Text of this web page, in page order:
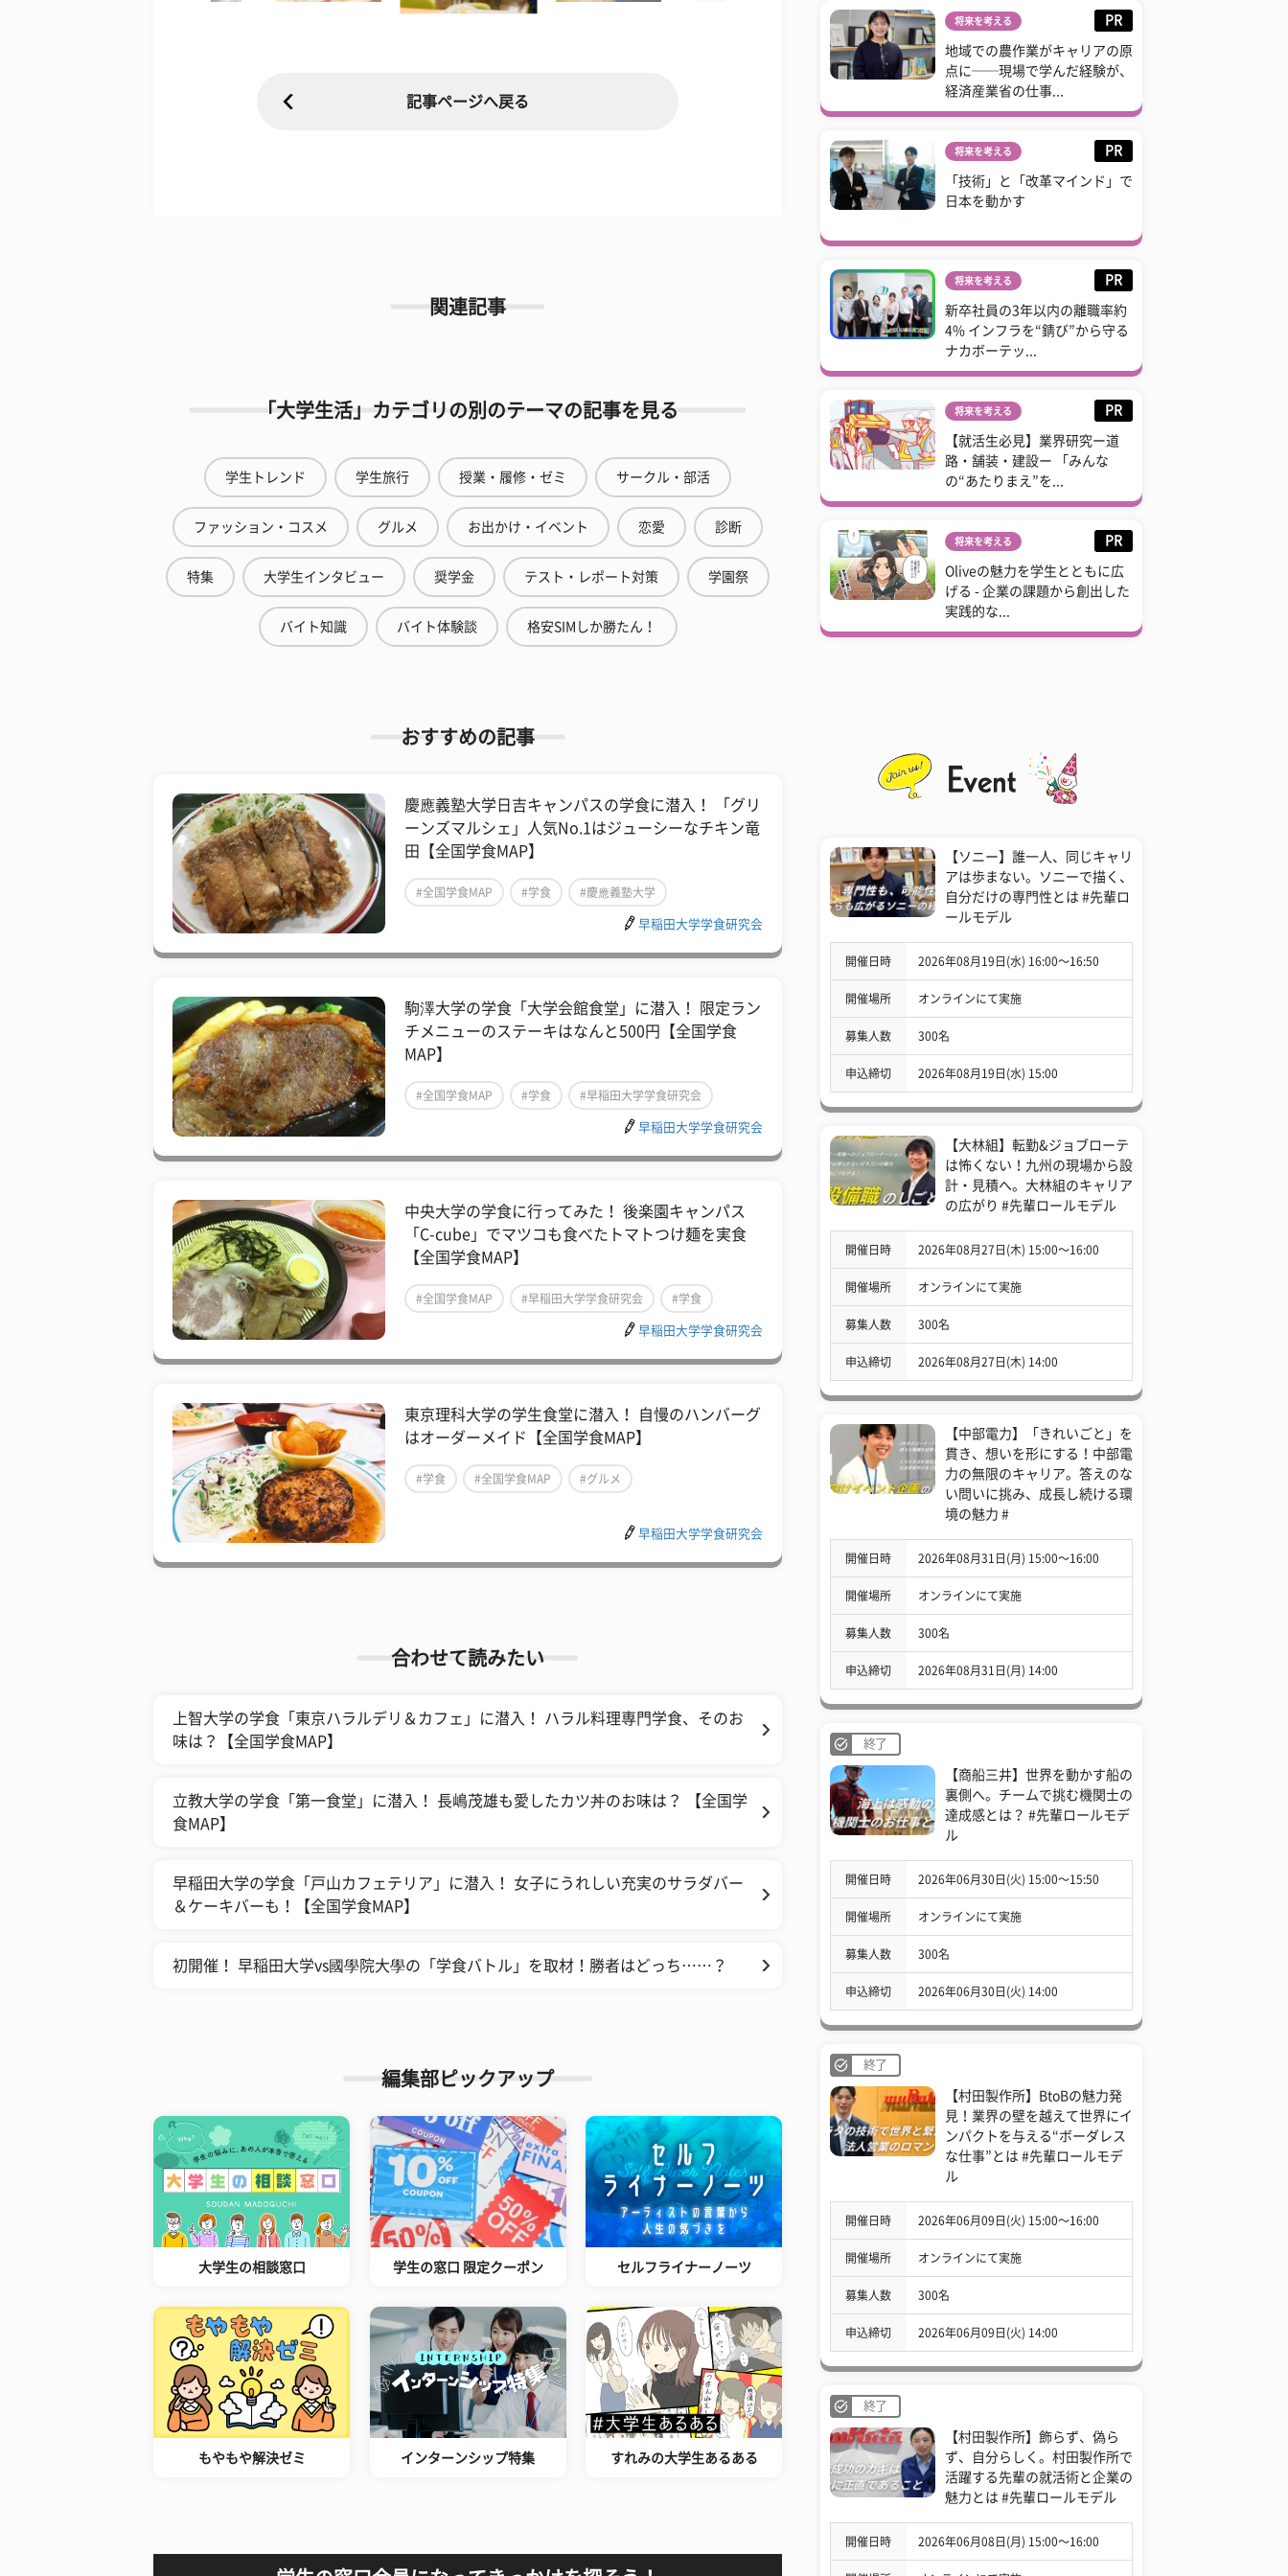
記事ページへ戻る
関連記事
「大学生活」カテゴリの別のテーマの記事を見る
学生トレンド 学生旅行 授業・履修・ゼミ サークル・部活
ファッション・コスメ グルメ お出かけ・イベント 恋愛 診断
特集 大学生インタビュー 奨学金 テスト・レポート対策 学園祭
バイト知識 バイト体験談 格安SIMしか勝たん！
おすすめの記事
慶應義塾大学日吉キャンパスの学食に潜入！ 「グリ
ーンズマルシェ」人気No.1はジューシーなチキン竜
田【全国学食MAP】
#全国学食MAP #学食 #慶應義塾大学
早稲田大学学食研究会
駒澤大学の学食「大学会館食堂」に潜入！ 限定ラン
チメニューのステーキはなんと500円【全国学食
MAP】
#全国学食MAP #学食 #早稲田大学学食研究会
早稲田大学学食研究会
中央大学の学食に行ってみた！ 後楽園キャンパス
「C-cube」でマツコも食べたトマトつけ麺を実食
【全国学食MAP】
#全国学食MAP #早稲田大学学食研究会 #学食
早稲田大学学食研究会
東京理科大学の学生食堂に潜入！ 自慢のハンバーグ
はオーダーメイド【全国学食MAP】
#学食 #全国学食MAP #グルメ
早稲田大学学食研究会
合わせて読みたい
上智大学の学食「東京ハラルデリ＆カフェ」に潜入！ ハラル料理専門学食、そのお
味は？【全国学食MAP】
立教大学の学食「第一食堂」に潜入！ 長嶋茂雄も愛したカツ丼のお味は？ 【全国学
食MAP】
早稲田大学の学食「戸山カフェテリア」に潜入！ 女子にうれしい充実のサラダバー
＆ケーキバーも！【全国学食MAP】
初開催！ 早稲田大学vs國學院大學の「学食バトル」を取材！勝者はどっち……？
編集部ピックアップ
大学生の相談窓口 学生の窓口 限定クーポン セルフライナーノーツ
もやもや解決ゼミ インターンシップ特集 すれみの大学生あるある
将来を考える PR
地域での農作業がキャリアの原
点に──現場で学んだ経験が、
経済産業省の仕事...
将来を考える PR
「技術」と「改革マインド」で
日本を動かす
将来を考える PR
新卒社員の3年以内の離職率約
4% インフラを“錆び”から守る
ナカボーテッ...
将来を考える PR
【就活生必見】業界研究ー道
路・舗装・建設ー 「みんな
の“あたりまえ”を...
将来を考える PR
Oliveの魅力を学生とともに広
げる - 企業の課題から創出した
実践的な...
【ソニー】誰一人、同じキャリ
アは歩まない。ソニーで描く、
自分だけの専門性とは #先輩ロ
ールモデル
開催日時 2026年08月19日(水) 16:00〜16:50
開催場所 オンラインにて実施
募集人数 300名
申込締切 2026年08月19日(水) 15:00
【大林組】転勤&ジョブローテ
は怖くない！九州の現場から設
計・見積へ。大林組のキャリア
の広がり #先輩ロールモデル
開催日時 2026年08月27日(木) 15:00〜16:00
開催場所 オンラインにて実施
募集人数 300名
申込締切 2026年08月27日(木) 14:00
【中部電力】「きれいごと」を
貫き、想いを形にする！中部電
力の無限のキャリア。答えのな
い問いに挑み、成長し続ける環
境の魅力 #
開催日時 2026年08月31日(月) 15:00〜16:00
開催場所 オンラインにて実施
募集人数 300名
申込締切 2026年08月31日(月) 14:00
終了
【商船三井】世界を動かす船の
裏側へ。チームで挑む機関士の
達成感とは？ #先輩ロールモデ
ル
開催日時 2026年06月30日(火) 15:00〜15:50
開催場所 オンラインにて実施
募集人数 300名
申込締切 2026年06月30日(火) 14:00
終了
【村田製作所】BtoBの魅力発
見！業界の壁を越えて世界にイ
ンパクトを与える“ボーダレス
な仕事”とは #先輩ロールモデ
ル
開催日時 2026年06月09日(火) 15:00〜16:00
開催場所 オンラインにて実施
募集人数 300名
申込締切 2026年06月09日(火) 14:00
終了
【村田製作所】飾らず、偽ら
ず、自分らしく。村田製作所で
活躍する先輩の就活術と企業の
魅力とは #先輩ロールモデル
開催日時 2026年06月08日(月) 15:00〜16:00